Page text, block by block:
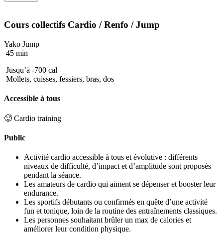
Cours collectifs Cardio / Renfo / Jump
Yako Jump
45 min
Jusqu’à -700 cal
Mollets, cuisses, fessiers, bras, dos
Accessible à tous
🥵 Cardio training
Public
Activité cardio accessible à tous et évolutive : différents
niveaux de difficulté, d’impact et d’amplitude sont proposés
pendant la séance.
Les amateurs de cardio qui aiment se dépenser et booster leur
endurance.
Les sportifs débutants ou confirmés en quête d’une activité
fun et tonique, loin de la routine des entraînements classiques.
Les personnes souhaitant brûler un max de calories et
améliorer leur condition physique.